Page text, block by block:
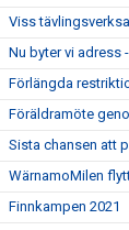
Viss
Nu byter vi adress
Förlängda
Föräldramöte
Sista chansen att
WärnamoMilen
Finnkampen 2021